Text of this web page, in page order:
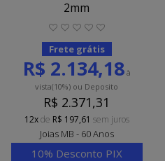
2mm
Frete grátis
R$ 2.134,18à
vista(10%) ou Deposito
R$ 2.371,31
12xde R$ 197,61 sem juros
Joias MB - 60 Anos
10% Desconto PIX